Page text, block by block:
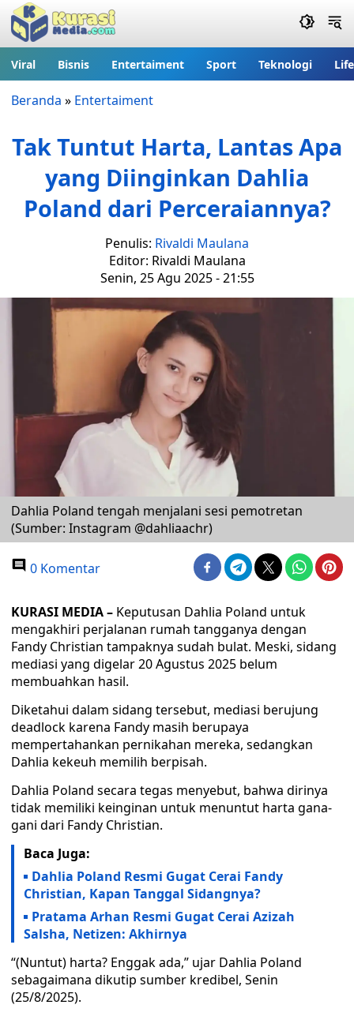
Viral Bisnis Entertaiment Sport Teknologi
Beranda » Entertaiment
Tak Tuntut Harta, Lantas Apa
yang Diinginkan Dahlia
Poland dari Perceraiannya?
Penulis: Rivaldi Maulana
Editor: Rivaldi Maulana
Senin, 25 Agu 2025 - 21:55
Dahlia Poland tengah menjalani sesi pemotretan
(Sumber: Instagram @dahliaachr)
0 Komentar
KURASI MEDIA – Keputusan Dahlia Poland untuk
mengakhiri perjalanan rumah tangganya dengan
Fandy Christian tampaknya sudah bulat. Meski, sidang
mediasi yang digelar 20 Agustus 2025 belum
membuahkan hasil.
Diketahui dalam sidang tersebut, mediasi berujung
deadlock karena Fandy masih berupaya
mempertahankan pernikahan mereka, sedangkan
Dahlia kekeuh memilih berpisah.
Dahlia Poland secara tegas menyebut, bahwa dirinya
tidak memiliki keinginan untuk menuntut harta gana-
gani dari Fandy Christian.
Baca Juga:
Dahlia Poland Resmi Gugat Cerai Fandy
Christian, Kapan Tanggal Sidangnya?
Pratama Arhan Resmi Gugat Cerai Azizah
Salsha, Netizen: Akhirnya
“(Nuntut) harta? Enggak ada,” ujar Dahlia Poland
sebagaimana dikutip sumber kredibel, Senin
(25/8/2025).